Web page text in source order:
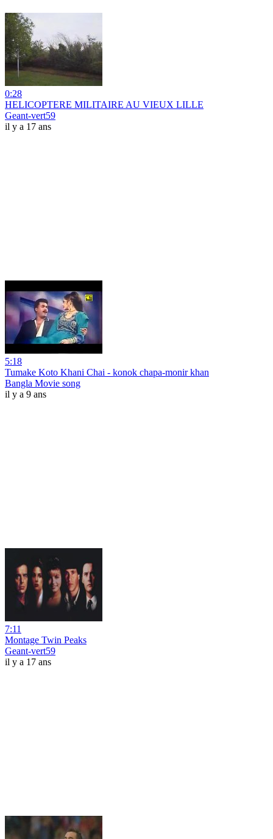
0:28
HELICOPTERE MILITAIRE AU VIEUX LILLE
Geant-vert59
il y a 17 ans
5:18
Tumake Koto Khani Chai - konok chapa-monir khan
Bangla Movie song
il y a 9 ans
7:11
Montage Twin Peaks
Geant-vert59
il y a 17 ans